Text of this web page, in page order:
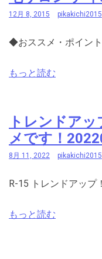
12月 8, 2015 pikakichi2015
◆おススメ・ポイン
もっと読む
トレンドア
メです！
8月 11, 2022 pikakichi2015
R-15 トレンドアップ
もっと読む